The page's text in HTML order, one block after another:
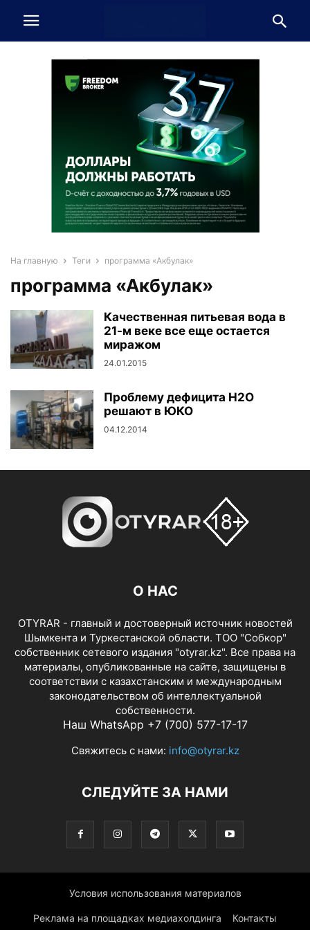
На главную Теги программа «Акбулак»
программа «Акбулак»
Качественная питьевая вода в
21-м веке все еще остается
миражом
24.01.2015
Проблему дефицита Н2О
решают в ЮКО
04.12.2014
О НАС
OTYRAR - главный и достоверный источник новостей
Шымкента и Туркестанской области. ТОО "Собкор"
собственник сетевого издания "otyrar.kz". Все права на
материалы, опубликованные на сайте, защищены в
соответствии с казахстанским и международным
законодательством об интеллектуальной
собственности.
Наш WhatsApp +7 (700) 577-17-17
Свяжитесь с нами: info@otyrar.kz
СЛЕДУЙТЕ ЗА НАМИ
Условия использования материалов
Реклама на площадках медиахолдинга Контакты